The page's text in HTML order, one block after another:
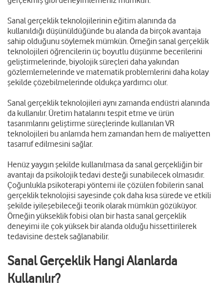
Sanal gerçeklik teknolojilerinin eğitim alanında da
kullanıldığı düşünüldüğünde bu alanda da birçok avantaja
sahip olduğunu söylemek mümkün. Örneğin sanal gerçeklik
teknolojileri öğrencilerin üç boyutlu düşünme becerilerini
geliştirmelerinde, biyolojik süreçleri daha yakından
gözlemlemelerinde ve matematik problemlerini daha kolay
şekilde çözebilmelerinde oldukça yardımcı olur.
Sanal gerçeklik teknolojileri aynı zamanda endüstri alanında
da kullanılır. Üretim hatalarını tespit etme ve ürün
tasarımlarını geliştirme süreçlerinde kullanılan VR
teknolojileri bu anlamda hem zamandan hem de maliyetten
tasarruf edilmesini sağlar.
Henüz yaygın şekilde kullanılmasa da sanal gerçekliğin bir
avantajı da psikolojik tedavi desteği sunabilecek olmasıdır.
Çoğunlukla psikoterapi yöntemi ile çözülen fobilerin sanal
gerçeklik teknolojisi sayesinde çok daha kısa sürede ve etkili
şekilde iyileşebileceği teorik olarak mümkün gözüküyor.
Örneğin yükseklik fobisi olan bir hasta sanal gerçeklik
deneyimi ile çok yüksek bir alanda olduğu hissettirilerek
tedavisine destek sağlanabilir.
Sanal Gerçeklik Hangi Alanlarda
Kullanılır?